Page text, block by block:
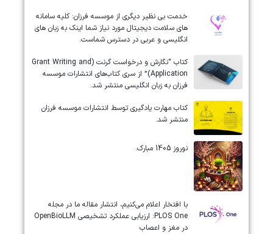
خدمت بی نظیر دیگری از موسسه فرزان: کلیه سامانه
های سلامت دیجیتال مورد نیاز شما اینک به زبان های
انگلیسی و عربی در دسترس شماست.
کتاب “نگارش و درخواست گرنت (Grant Writing and
Application)” از سری کتاب‌های انتشارات موسسه
فرزان به زبان انگلیسی منتشر شد.
کتاب مهارت یادگیری توسط انتشارات موسسه فرزان
منتشر شد.
نوروز 1405 مبارک.
‏‏‏با افتخار اعلام می‌کنیم، انتشار مقاله ما در مجله
‎PLOS One‎: ارزیابی عملکرد تشخیصی ‎OpenBioLLM‎
در مغز و اعصاب